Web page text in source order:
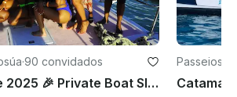
·90 convidados
🎉 Melhor de 2025 🎉 Private Boat Slide Sosúa - Aniversário - Despedida de Solteira - Casamento
Passeios